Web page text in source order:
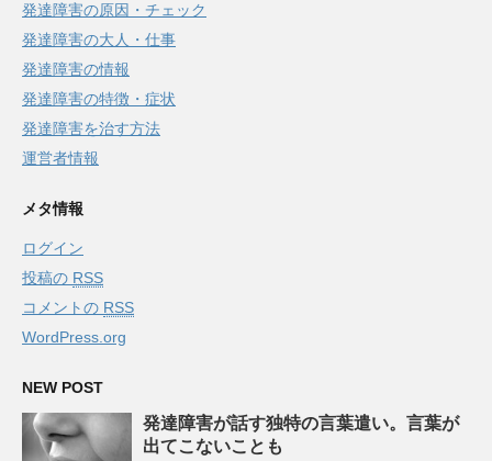
発達障害の原因・チェック
発達障害の大人・仕事
発達障害の情報
発達障害の特徴・症状
発達障害を治す方法
運営者情報
メタ情報
ログイン
投稿の RSS
コメントの RSS
WordPress.org
NEW POST
発達障害が話す独特の言葉遣い。言葉が
出てこないことも